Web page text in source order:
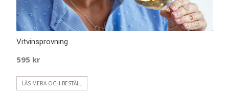
Vitvinsprovning
595 kr
LÄS MERA OCH BESTÄLL